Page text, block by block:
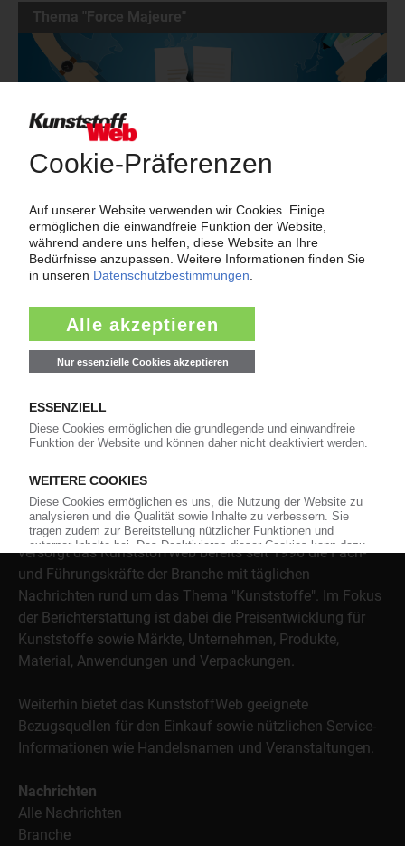
Thema "Force Majeure"
Force Majeure in der Kunststoffindustrie
wenn der Lieferant nicht mehr liefert – Informationen zum
Themenkomplex Force Majeure, Corona und Kunststoff-
Preisentwicklung sowie Tipps für die Praxis.
Über das KunststoffWeb
Als einer der Internet-Pioniere der Kunststoffindustrie
versorgt das KunststoffWeb bereits seit 1996 die Fach-
und Führungskräfte der Branche mit täglichen
Nachrichten rund um das Thema "Kunststoffe". Im Fokus
der Berichterstattung ist dabei die Preisentwicklung für
Kunststoffe sowie Märkte, Unternehmen, Produkte,
Material, Anwendungen und Verpackungen.
Weiterhin bietet das KunststoffWeb geeignete
Bezugsquellen für den Einkauf sowie nützlichen Service-
Informationen wie Handelsnamen und Veranstaltungen.
Nachrichten
Alle Nachrichten
Branche